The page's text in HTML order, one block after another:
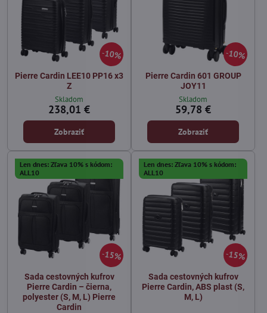
10%
Pierre Cardin LEE10 PP16 x3
Z
Skladom
238,01 €
Zobraziť
10%
Pierre Cardin 601 GROUP
JOY11
Skladom
59,78 €
Zobraziť
15%
Len dnes: Zľava 10% s kódom:
ALL10
Sada cestovných kufrov
Pierre Cardin – čierna,
polyester (S, M, L) Pierre
Cardin
15%
Len dnes: Zľava 10% s kódom:
ALL10
Sada cestovných kufrov
Pierre Cardin, ABS plast (S,
M, L)